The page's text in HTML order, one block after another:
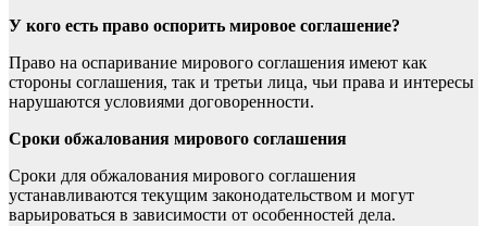
У кого есть право оспорить мировое соглашение?
Право на оспаривание мирового соглашения имеют как
стороны соглашения, так и третьи лица, чьи права и интересы
нарушаются условиями договоренности.
Сроки обжалования мирового соглашения
Сроки для обжалования мирового соглашения
устанавливаются текущим законодательством и могут
варьироваться в зависимости от особенностей дела.